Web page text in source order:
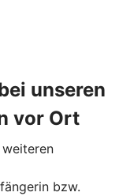
unseren
vor Ort
bzw.